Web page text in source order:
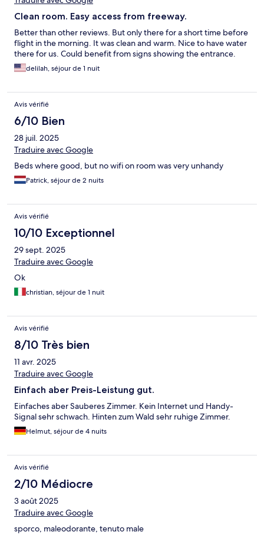
Clean room. Easy access from freeway.
Better than other reviews. But only there for a short time before
flight in the morning. It was clean and warm. Nice to have water
there for us. Could benefit from signs showing the entrance.
delilah, séjour de 1 nuit
Avis vérifié
6/10 Bien
28 juil. 2025
Traduire avec Google
Beds where good, but no wifi on room was very unhandy
Patrick, séjour de 2 nuits
Avis vérifié
10/10 Exceptionnel
29 sept. 2025
Traduire avec Google
Ok
christian, séjour de 1 nuit
Avis vérifié
8/10 Très bien
11 avr. 2025
Traduire avec Google
Einfach aber Preis-Leistung gut.
Einfaches aber Sauberes Zimmer. Kein Internet und Handy-
Signal sehr schwach. Hinten zum Wald sehr ruhige Zimmer.
Helmut, séjour de 4 nuits
Avis vérifié
2/10 Médiocre
3 août 2025
Traduire avec Google
sporco, maleodorante, tenuto male